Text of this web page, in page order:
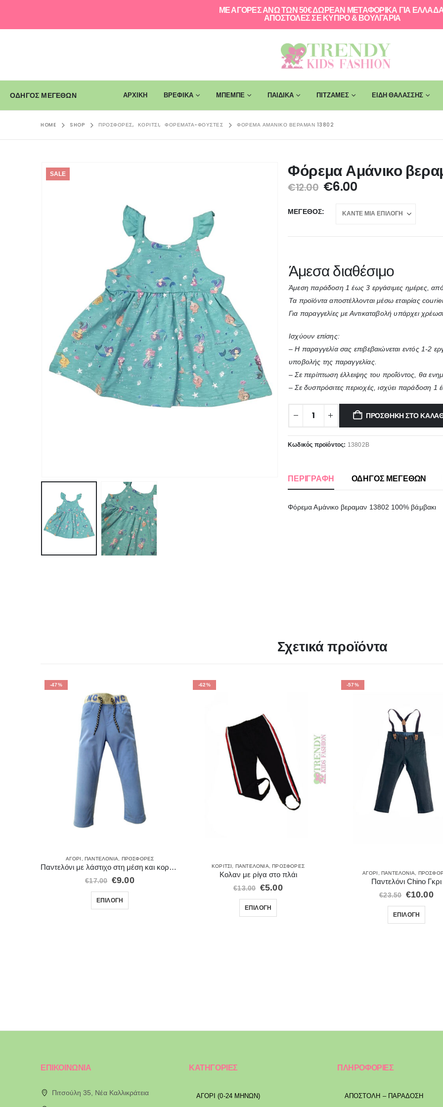
ΜΕ ΑΓΟΡΕΣ ΑΝΩ ΤΩΝ 50€ ΔΩΡΕΑΝ ΜΕΤΑΦΟΡΙΚΑ ΓΙΑ
ΑΠΟΣΤΟΛΕΣ ΣΕ ΚΥΠΡΟ & ΒΟΥΛΓΑΡΙΑ
ΟΔΗΓΟΣ ΜΕΓΕΘΩΝ ΑΡΧΙΚΗ ΒΡΕΦΙΚΑ ΜΠΕΜΠΕ ΠΑΙΔΙΚΑ ΠΙΤΖΑΜΕΣ ΕΙΔΗ ΘΑΛΑΣΣΗΣ
HOME SHOP ΠΡΟΣΦΟΡΈΣ, ΚΟΡΊΤΣΙ, ΦΟΡΈΜΑΤΑ-ΦΟΎΣΤΕΣ ΦΌΡΕΜΑ ΑΜΆΝΙΚΟ ΒΕΡΑΜΆΝ 13802
SALE Φόρεμα Αμάνικο
€12.00 €6.00
ΜΈΓΕΘΟΣ
Άμεσα διαθέσιμο
Άμεση παράδοση 1 έως 3 εργάσιμες ημέρες, από
Τα προϊόντα αποστέλλονται μέσω εταιρίας
Για παραγγελίες με Αντικαταβολή υπάρχει
Ισχύουν επίσης:
– Η παραγγελία σας επιβεβαιώνεται εντός 1-2
υποβολής της παραγγελίας.
– Σε περίπτωση έλλειψης του προΐόντος, θα
– Σε δυσπρόσιτες περιοχές, ισχύει παράδοση 1
ΠΡΟΣΘΉΚΗ ΣΤΟ
Κωδικός προϊόντος: 13802Β
ΠΕΡΙΓΡΑΦΉ ΟΔΗΓΟΣ ΜΕΓΕΘΩΝ
Φόρεμα Αμάνικο βεραμαν 13802 100% βάμβακι
Σχετικά προϊόντα
-47%
ΑΓΌΡΙ ,ΠΑΝΤΕΛΌΝΙΑ ΠΡΟΣΦΟΡΈΣ
Παντελόνι με λάστιχο στη μέση και κορδόνι 28219
€17.00 €9.00
ΕΠΙΛΟΓΉ
-62%
ΚΟΡΊΤΣΙ ΠΑΝΤΕΛΌΝΙΑ ,ΠΡΟΣΦΟΡΈΣ
Κολαν με ρίγα στο πλάι
€13.00 €5.00
ΕΠΙΛΟΓΉ
-57%
ΑΓΌΡΙ ,ΠΑΝΤΕΛΌΝΙΑ
Παντελόνι Chino Γκρι
€23.50 €10.00
ΕΠΙΛΟΓΉ
ΕΠΙΚΟΙΝΩΝΙΑ
Πιτσούλη 35, Νέα Καλλικράτεια
ΚΑΤΗΓΟΡΙΕΣ
ΑΓΟΡΙ (0-24 ΜΗΝΩΝ)
ΠΛΗΡΟΦΟΡΙΕΣ
ΑΠΟΣΤΟΛΉ – ΠΑΡΆΔΟΣΗ